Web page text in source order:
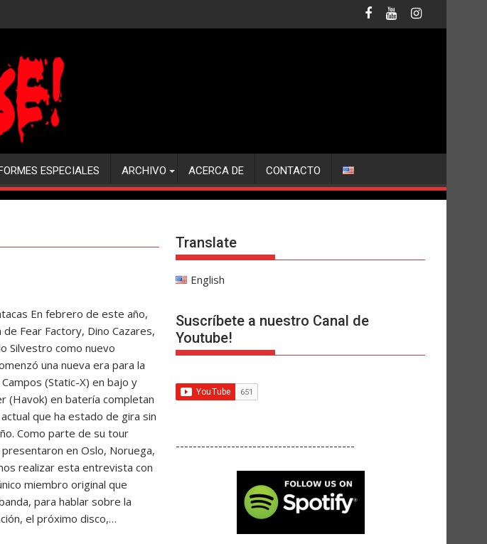
ESPECIALES ARCHIVO ACERCA DE CONTACTO
En febrero de este año,
Fear Factory, Dino Cazares,
Silvestro como nuevo
una nueva era para la
(Static-X) en bajo y
(Havok) en batería completan
que ha estado de gira sin
Como parte de su tour
en Oslo, Noruega,
realizar esta entrevista con
miembro original que
para hablar sobre la
el próximo disco,…
Translate
English
Suscríbete a nuestro Canal de
Youtube!
------------------------------------------